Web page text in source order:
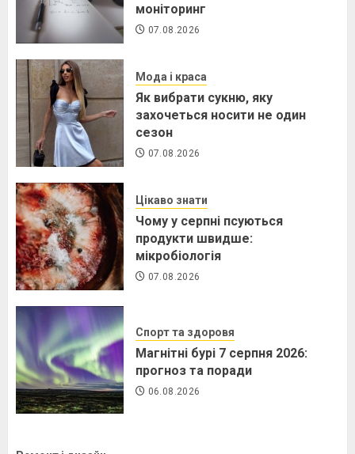
моніторинг
07.08.2026
Мода і краса
Як вибрати сукню, яку
захочеться носити не один
сезон
07.08.2026
Цікаво знати
Чому у серпні псуються
продукти швидше:
мікробіологія
07.08.2026
Спорт та здоровя
Магнітні бурі 7 серпня 2026:
прогноз та поради
06.08.2026